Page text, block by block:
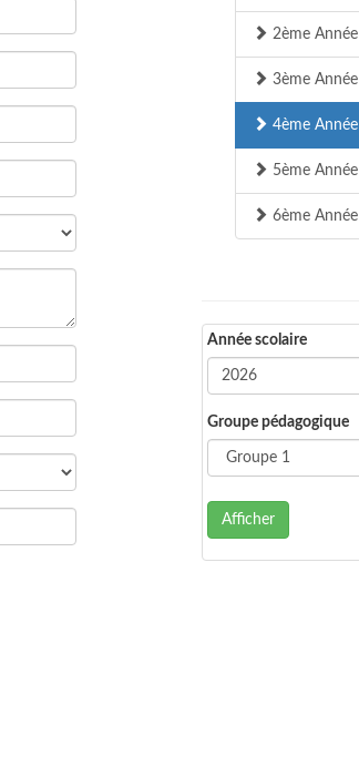
2ème Année
3ème Année
4ème Année
5ème Année
6ème Année
Année scolaire
Groupe pédagogique
Afficher